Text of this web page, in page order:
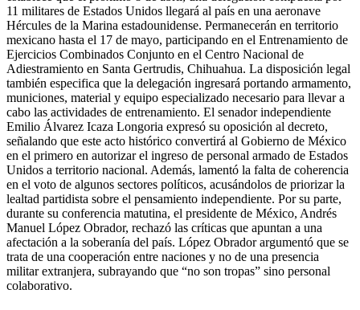
11 militares de Estados Unidos llegará al país en una aeronave
Hércules de la Marina estadounidense. Permanecerán en territorio
mexicano hasta el 17 de mayo, participando en el Entrenamiento de
Ejercicios Combinados Conjunto en el Centro Nacional de
Adiestramiento en Santa Gertrudis, Chihuahua. La disposición legal
también especifica que la delegación ingresará portando armamento,
municiones, material y equipo especializado necesario para llevar a
cabo las actividades de entrenamiento. El senador independiente
Emilio Álvarez Icaza Longoria expresó su oposición al decreto,
señalando que este acto histórico convertirá al Gobierno de México
en el primero en autorizar el ingreso de personal armado de Estados
Unidos a territorio nacional. Además, lamentó la falta de coherencia
en el voto de algunos sectores políticos, acusándolos de priorizar la
lealtad partidista sobre el pensamiento independiente. Por su parte,
durante su conferencia matutina, el presidente de México, Andrés
Manuel López Obrador, rechazó las críticas que apuntan a una
afectación a la soberanía del país. López Obrador argumentó que se
trata de una cooperación entre naciones y no de una presencia
militar extranjera, subrayando que “no son tropas” sino personal
colaborativo.